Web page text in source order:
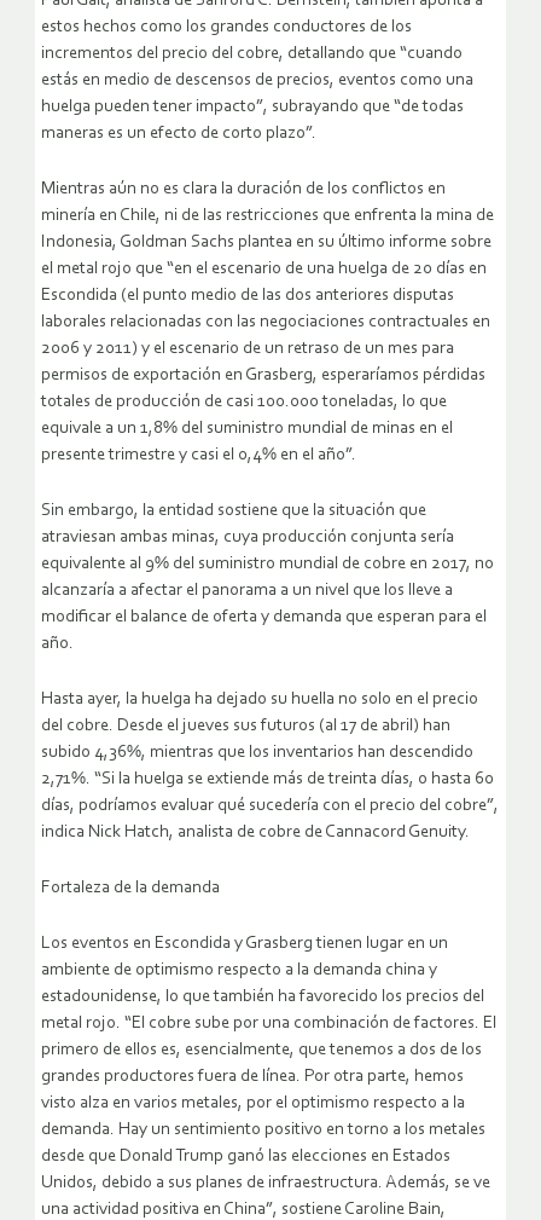
estos hechos como los grandes conductores de los
incrementos del precio del cobre, detallando que “cuando
estás en medio de descensos de precios, eventos como una
huelga pueden tener impacto”, subrayando que “de todas
maneras es un efecto de corto plazo”.
Mientras aún no es clara la duración de los conflictos en
minería en Chile, ni de las restricciones que enfrenta la mina de
Indonesia, Goldman Sachs plantea en su último informe sobre
el metal rojo que “en el escenario de una huelga de 20 días en
Escondida (el punto medio de las dos anteriores disputas
laborales relacionadas con las negociaciones contractuales en
2006 y 2011) y el escenario de un retraso de un mes para
permisos de exportación en Grasberg, esperaríamos pérdidas
totales de producción de casi 100.000 toneladas, lo que
equivale a un 1,8% del suministro mundial de minas en el
presente trimestre y casi el 0,4% en el año”.
Sin embargo, la entidad sostiene que la situación que
atraviesan ambas minas, cuya producción conjunta sería
equivalente al 9% del suministro mundial de cobre en 2017, no
alcanzaría a afectar el panorama a un nivel que los lleve a
modificar el balance de oferta y demanda que esperan para el
año.
Hasta ayer, la huelga ha dejado su huella no solo en el precio
del cobre. Desde el jueves sus futuros (al 17 de abril) han
subido 4,36%, mientras que los inventarios han descendido
2,71%. “Si la huelga se extiende más de treinta días, o hasta 60
días, podríamos evaluar qué sucedería con el precio del cobre”,
indica Nick Hatch, analista de cobre de Cannacord Genuity.
Fortaleza de la demanda
Los eventos en Escondida y Grasberg tienen lugar en un
ambiente de optimismo respecto a la demanda china y
estadounidense, lo que también ha favorecido los precios del
metal rojo. “El cobre sube por una combinación de factores. El
primero de ellos es, esencialmente, que tenemos a dos de los
grandes productores fuera de línea. Por otra parte, hemos
visto alza en varios metales, por el optimismo respecto a la
demanda. Hay un sentimiento positivo en torno a los metales
desde que Donald Trump ganó las elecciones en Estados
Unidos, debido a sus planes de infraestructura. Además, se ve
una actividad positiva en China”, sostiene Caroline Bain,